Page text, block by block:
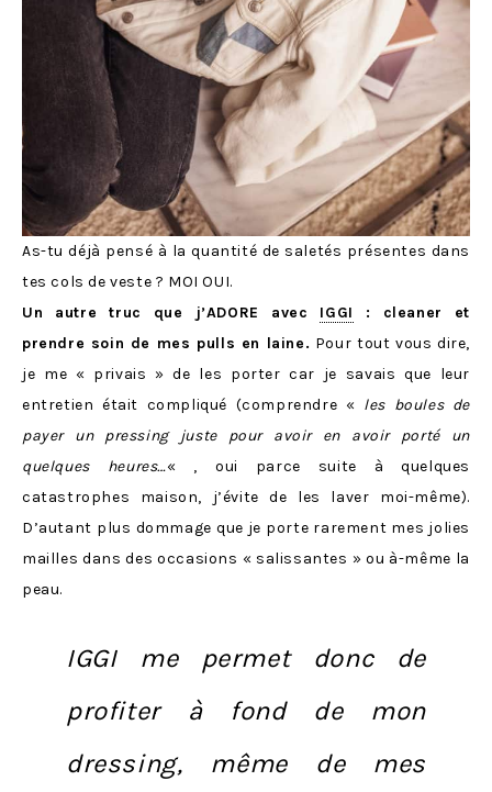
As-tu déjà pensé à la quantité de saletés présentes dans
tes cols de veste ? MOI OUI.
Un autre truc que j’ADORE avec IGGI
: cleaner et
prendre soin de mes pulls en laine. Pour tout vous dire,
je me « privais » de les porter car je savais que leur
entretien était compliqué (comprendre « les boules de
payer un pressing juste pour avoir en avoir porté un
quelques heures…« , oui parce suite à quelques
catastrophes maison, j’évite de les laver moi-même).
D’autant plus dommage que je porte rarement mes jolies
mailles dans des occasions « salissantes » ou à-même la
peau.
IGGI me permet donc de
profiter à fond de mon
dressing, même de mes